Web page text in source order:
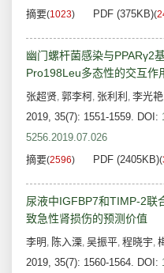
摘要(1023) PDF (375KB)(
幽门螺杆菌感染与PPARγ2
Pro198Leu多态性的交互作
张超贤, 郭李柯, 张利利 , 李光艳
2019, 35(7): 1551-1559. DOI:
5256.2019.07.026
摘要(2596) PDF (2405KB)(
尿液中IGFBP7和TIMP-2联
致急性肾损伤的预测价值
李明 , 陈入溧, 吴振平, 程晓宇,
2019, 35(7): 1560-1564. DOI: